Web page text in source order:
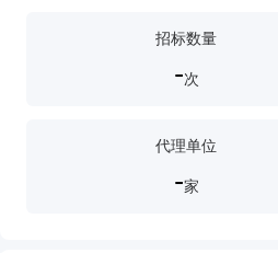
招标数量
-次
代理单位
-家